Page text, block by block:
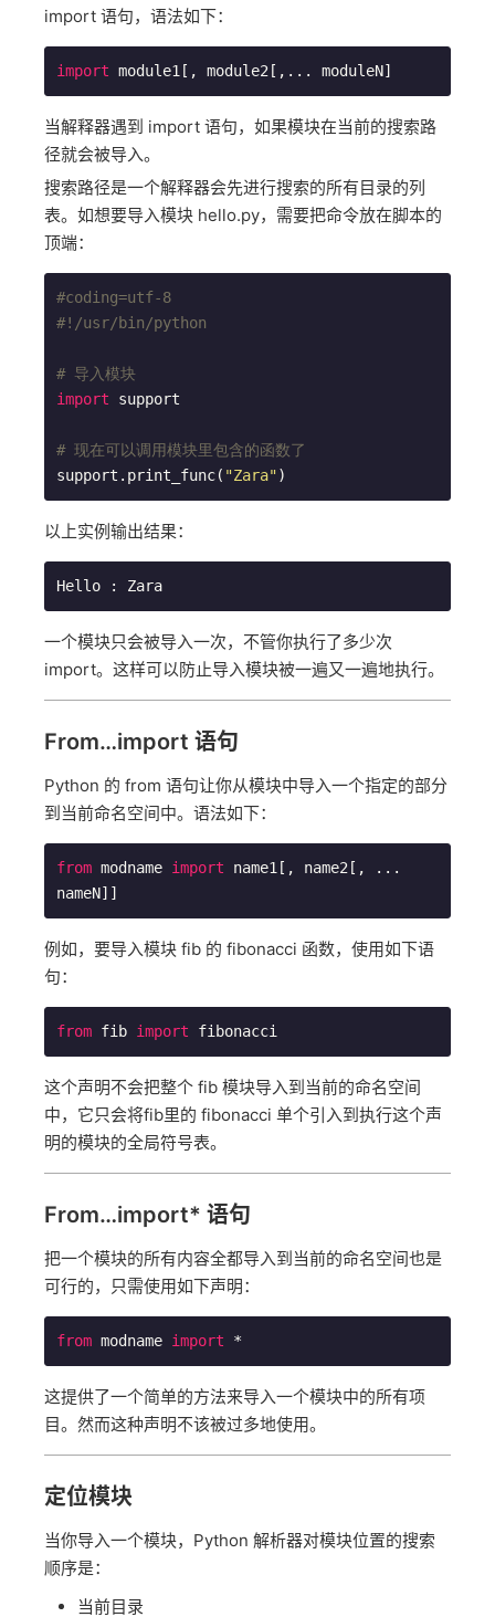
import 语句，语法如下：
import module1[, module2[,... moduleN]
当解释器遇到 import 语句，如果模块在当前的搜索路
径就会被导入。
搜索路径是一个解释器会先进行搜索的所有目录的列
表。如想要导入模块 hello.py，需要把命令放在脚本的
顶端：
#coding=utf-8
#!/usr/bin/python
# 导入模块
import support
# 现在可以调用模块里包含的函数了
support.print_func( "Zara")
以上实例输出结果：
Hello : Zara
一个模块只会被导入一次，不管你执行了多少次
import。这样可以防止导入模块被一遍又一遍地执行。
From…import 语句
Python 的 from 语句让你从模块中导入一个指定的部分
到当前命名空间中。语法如下：
from modname import name1[, name2[, ...
nameN]]
例如，要导入模块 fib 的 fibonacci 函数，使用如下语
句：
from fib import fibonacci
这个声明不会把整个 fib 模块导入到当前的命名空间
中，它只会将fib里的 fibonacci 单个引入到执行这个声
明的模块的全局符号表。
From…import* 语句
把一个模块的所有内容全都导入到当前的命名空间也是
可行的，只需使用如下声明：
from modname import *
这提供了一个简单的方法来导入一个模块中的所有项
目。然而这种声明不该被过多地使用。
定位模块
当你导入一个模块，Python 解析器对模块位置的搜索
顺序是：
当前目录